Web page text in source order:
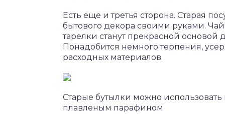
Есть еще и третья сторона. Старая
бытового декора своими руками.
тарелки станут прекрасной
Понадобится немного терпения,
расходных материалов.
Старые бутылки можно
плавленым парафином